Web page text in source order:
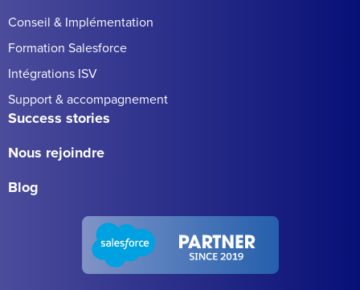
Conseil & Implémentation
Formation Salesforce
Intégrations ISV
Support & accompagnement
Success stories
Nous rejoindre
Blog